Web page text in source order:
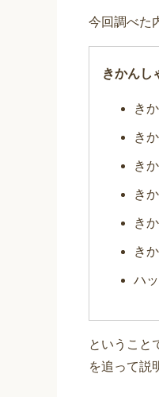
今回調べた
きかんし
き
き
き
き
き
き
ハ
ということ
を追って説